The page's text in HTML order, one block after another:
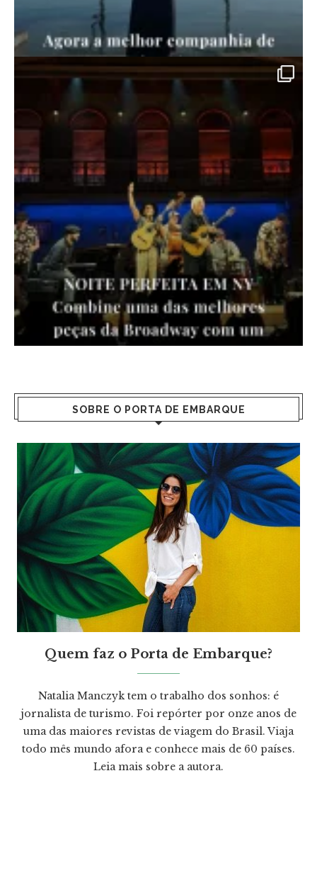
SOBRE O PORTA DE EMBARQUE
Quem faz o Porta de Embarque?
Natalia Manczyk tem o trabalho dos sonhos: é
jornalista de turismo. Foi repórter por onze anos de
uma das maiores revistas de viagem do Brasil. Viaja
todo mês mundo afora e conhece mais de 60 países.
Leia mais sobre a autora.